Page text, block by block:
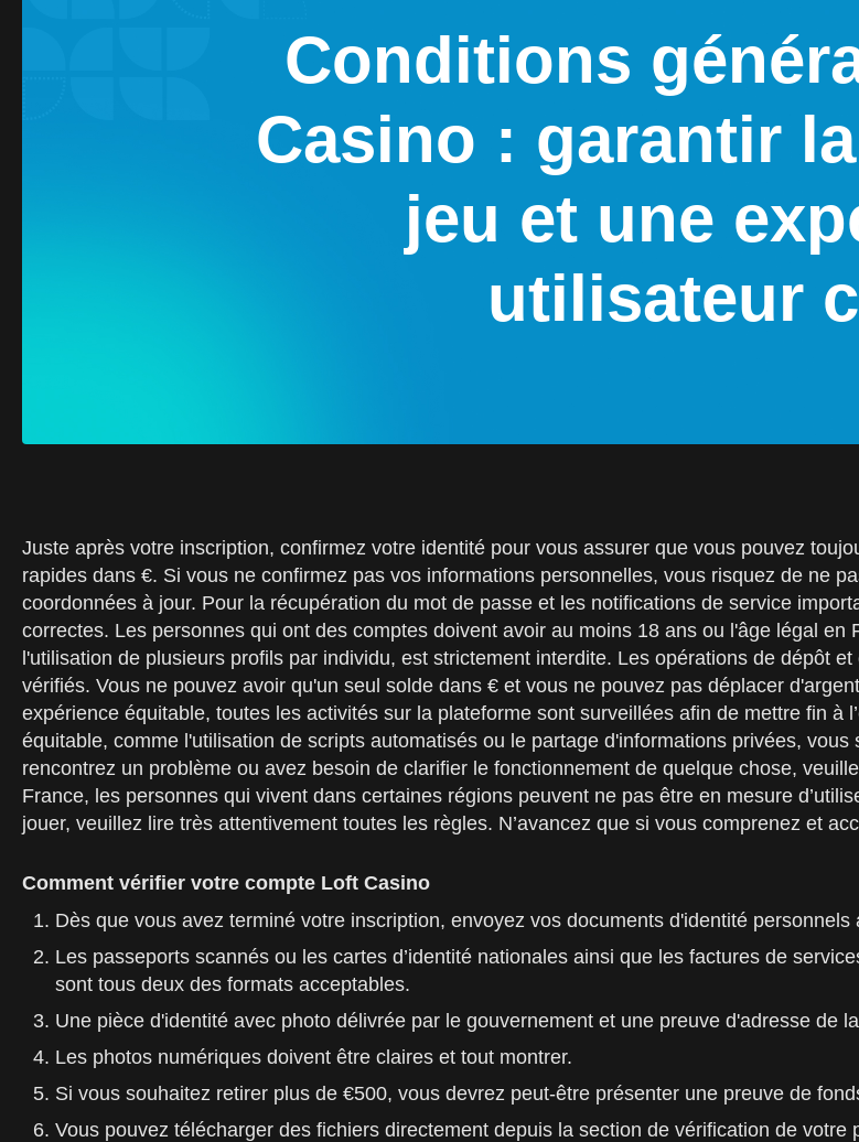
Conditions
Casino : garantir
jeu et une
utilisateur
Juste après votre inscription, confirmez votre identité pour vous assurer que vous pouvez
rapides dans €. Si vous ne confirmez pas vos informations personnelles, vous risquez de ne
coordonnées à jour. Pour la récupération du mot de passe et les notifications de service
correctes. Les personnes qui ont des comptes doivent avoir au moins 18 ans ou l'âge légal
l'utilisation de plusieurs profils par individu, est strictement interdite. Les opérations de dépôt
vérifiés. Vous ne pouvez avoir qu'un seul solde dans € et vous ne pouvez pas déplacer
expérience équitable, toutes les activités sur la plateforme sont surveillées afin de mettre fin à
équitable, comme l'utilisation de scripts automatisés ou le partage d'informations privées,
rencontrez un problème ou avez besoin de clarifier le fonctionnement de quelque chose,
France, les personnes qui vivent dans certaines régions peuvent ne pas être en mesure
jouer, veuillez lire très attentivement toutes les règles. N’avancez que si vous comprenez et
Comment vérifier votre compte Loft Casino
Dès que vous avez terminé votre inscription, envoyez vos documents d'identité
Les passeports scannés ou les cartes d’identité nationales ainsi que les factures de
sont tous deux des formats acceptables.
Une pièce d'identité avec photo délivrée par le gouvernement et une preuve d'adresse de
Les photos numériques doivent être claires et tout montrer.
Si vous souhaitez retirer plus de €500, vous devrez peut-être présenter une preuve de
Vous pouvez télécharger des fichiers directement depuis la section de vérification de votre